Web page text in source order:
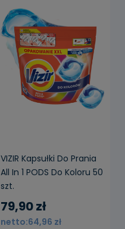
VIZIR Kapsułki Do Prania
All In 1 PODS Do Koloru 50
szt.
79,90 zł
64,96 zł
powiadom o
dostępności